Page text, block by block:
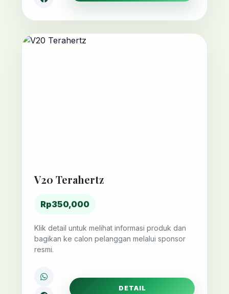
V20 Terahertz
Rp350,000
Klik detail untuk melihat informasi produk dan
bagikan ke calon pelanggan melalui sponsor
resmi.
DETAIL